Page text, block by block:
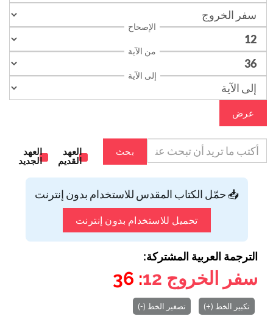
الإصحاح
من الآية
إلى الآية
عرض
بحث
العهد
القديم
العهد
الجديد
📥 حمّل الكتاب المقدس للاستخدام بدون إنترنت
تحميل للاستخدام بدون إنترنت
الترجمة العربية المشتركة:
سفر الخروج 12
: 36
تكبير الخط (+) تصغير الخط (-)